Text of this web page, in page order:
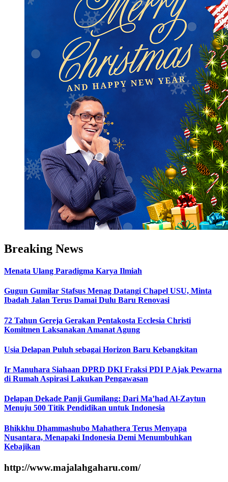
Breaking News
Menata Ulang Paradigma Karya Ilmiah
Gugun Gumilar Stafsus Menag Datangi Chapel USU, Minta
Ibadah Jalan Terus Damai Dulu Baru Renovasi
72 Tahun Gereja Gerakan Pentakosta Ecclesia Christi
Komitmen Laksanakan Amanat Agung
Usia Delapan Puluh sebagai Horizon Baru Kebangkitan
Ir Manuhara Siahaan DPRD DKI Fraksi PDI P Ajak Pewarna
di Rumah Aspirasi Lakukan Pengawasan
Delapan Dekade Panji Gumilang: Dari Ma’had Al-Zaytun
Menuju 500 Titik Pendidikan untuk Indonesia
Bhikkhu Dhammashubo Mahathera Terus Menyapa
Nusantara, Menapaki Indonesia Demi Menumbuhkan
Kebajikan
http://www.majalahgaharu.com/